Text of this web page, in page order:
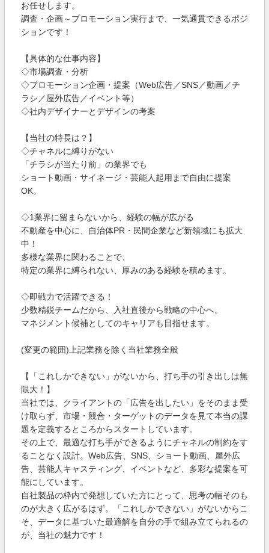
お任せします。
調査・企画～プロモーション実行まで、一気通貫できるポジ
ションです！
【具体的な仕事内容】
◇市場調査・分析
◇プロモーション企画・提案（Web広告／SNS／動画／チ
ラシ／屋外広告／イベント等）
◇社内デザイナーとデザインの考案
【当社の特長は？】
◇チャネルに縛りがない
「チラシが当たり前」の業界でも
ショート動画・サイネージ・芸能人起用まで自由に提案
OK。
◇1業界に留まらないから、経験の幅が広がる
不動産を中心に、自治体PR・民間企業など新領域にも拡大
中！
多様な業界に関わることで、
特定の業界に縛られない、厚みのある経験を積めます。
◇即戦力で活躍できる！
少数精鋭チームだから、入社直後から戦略の中心へ。
マネジメント候補としてのキャリアも目指せます。
(変更の範囲)上記業務を除く当社業務全般
【「これしかできない」がないから、打ち手の引き出しは無
限大！】
当社では、クライアントの「広告を出したい」をそのまま受
け取らず、市場・競合・ターゲットのデータを見て本当の課
題を定義するところからスタートしています。
その上で、最適な打ち手ができるようにチャネルの制約をす
ることなく設計。Web広告、SNS、ショート動画、屋外広
告、芸能人キャスティング、イベントなど、多彩な提案を可
能にしています。
自社製品の枠内で発想していた方にとって、思考の幅そのも
のが大きく広がるはず。「これしかできない」がないからこ
そ、データに基づいた最適解を自分の手で組み立てられるの
が、当社の魅力です！